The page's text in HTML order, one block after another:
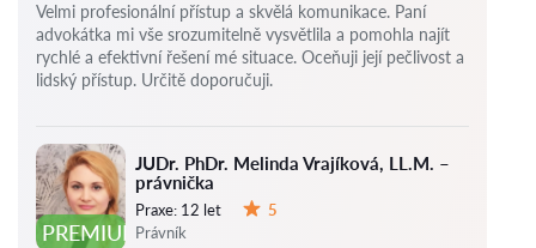
PREMIUM
JUDr. PhDr. Melinda Vrajíková, LL.M. –
právnička
Praxe: 12 let
5
Právník
Velmi profesionální přístup a skvělá komunikace. Paní
advokátka mi vše srozumitelně vysvětlila a pomohla najít
rychlé a efektivní řešení mé situace. Oceňuji její pečlivost a
lidský přístup. Určitě doporučuji.